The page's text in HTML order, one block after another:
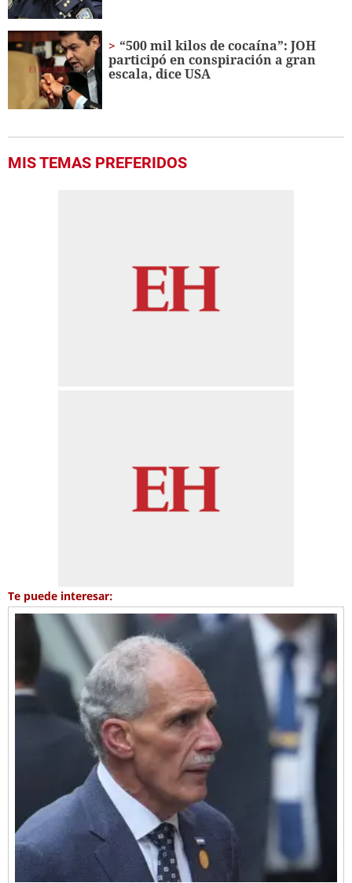
“500 mil kilos de cocaína”: JOH
participó en conspiración a gran
escala, dice USA
MIS TEMAS PREFERIDOS
Te puede interesar: